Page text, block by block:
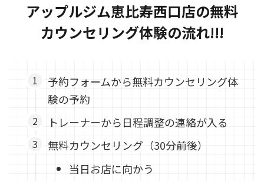
アップルジム恵比寿西口店の無料
カウンセリング体験の流れ!!!
予約フォームから無料カウンセリング体
験の予約
トレーナーから日程調整の連絡が入る
無料カウンセリング（30分前後）
当日お店に向かう